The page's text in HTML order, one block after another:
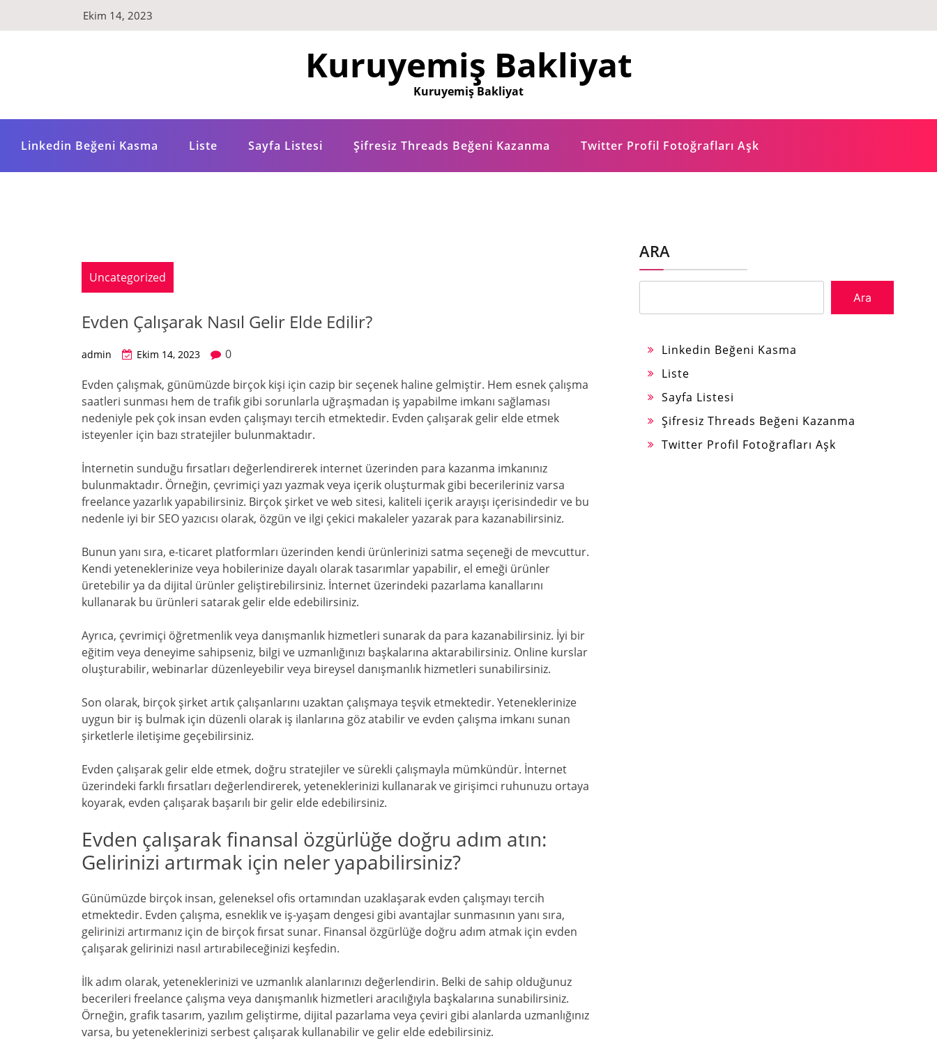
Ekim 14, 2023
Kuruyemiş Bakliyat
Kuruyemiş Bakliyat
Linkedin Beğeni Kasma Liste Sayfa Listesi Şifresiz Threads Beğeni Kazanma Twitter Profil Fotoğrafları Aşk
Uncategorized
Evden Çalışarak Nasıl Gelir Elde Edilir?
admin Ekim 14, 2023
0
Evden çalışmak, günümüzde birçok kişi için cazip bir seçenek haline gelmiştir. Hem esnek çalışma
saatleri sunması hem de trafik gibi sorunlarla uğraşmadan iş yapabilme imkanı sağlaması
nedeniyle pek çok insan evden çalışmayı tercih etmektedir. Evden çalışarak gelir elde etmek
isteyenler için bazı stratejiler bulunmaktadır.
İnternetin sunduğu fırsatları değerlendirerek internet üzerinden para kazanma imkanınız
bulunmaktadır. Örneğin, çevrimiçi yazı yazmak veya içerik oluşturmak gibi becerileriniz varsa
freelance yazarlık yapabilirsiniz. Birçok şirket ve web sitesi, kaliteli içerik arayışı içerisindedir ve bu
nedenle iyi bir SEO yazıcısı olarak, özgün ve ilgi çekici makaleler yazarak para kazanabilirsiniz.
Bunun yanı sıra, e-ticaret platformları üzerinden kendi ürünlerinizi satma seçeneği de mevcuttur.
Kendi yeteneklerinize veya hobilerinize dayalı olarak tasarımlar yapabilir, el emeği ürünler
üretebilir ya da dijital ürünler geliştirebilirsiniz. İnternet üzerindeki pazarlama kanallarını
kullanarak bu ürünleri satarak gelir elde edebilirsiniz.
Ayrıca, çevrimiçi öğretmenlik veya danışmanlık hizmetleri sunarak da para kazanabilirsiniz. İyi bir
eğitim veya deneyime sahipseniz, bilgi ve uzmanlığınızı başkalarına aktarabilirsiniz. Online kurslar
oluşturabilir, webinarlar düzenleyebilir veya bireysel danışmanlık hizmetleri sunabilirsiniz.
Son olarak, birçok şirket artık çalışanlarını uzaktan çalışmaya teşvik etmektedir. Yeteneklerinize
uygun bir iş bulmak için düzenli olarak iş ilanlarına göz atabilir ve evden çalışma imkanı sunan
şirketlerle iletişime geçebilirsiniz.
Evden çalışarak gelir elde etmek, doğru stratejiler ve sürekli çalışmayla mümkündür. İnternet
üzerindeki farklı fırsatları değerlendirerek, yeteneklerinizi kullanarak ve girişimci ruhunuzu ortaya
koyarak, evden çalışarak başarılı bir gelir elde edebilirsiniz.
Evden çalışarak finansal özgürlüğe doğru adım atın:
Gelirinizi artırmak için neler yapabilirsiniz?
Günümüzde birçok insan, geleneksel ofis ortamından uzaklaşarak evden çalışmayı tercih
etmektedir. Evden çalışma, esneklik ve iş-yaşam dengesi gibi avantajlar sunmasının yanı sıra,
gelirinizi artırmanız için de birçok fırsat sunar. Finansal özgürlüğe doğru adım atmak için evden
çalışarak gelirinizi nasıl artırabileceğinizi keşfedin.
İlk adım olarak, yeteneklerinizi ve uzmanlık alanlarınızı değerlendirin. Belki de sahip olduğunuz
becerileri freelance çalışma veya danışmanlık hizmetleri aracılığıyla başkalarına sunabilirsiniz.
Örneğin, grafik tasarım, yazılım geliştirme, dijital pazarlama veya çeviri gibi alanlarda uzmanlığınız
varsa, bu yeteneklerinizi serbest çalışarak kullanabilir ve gelir elde edebilirsiniz.
ARA
Ara
Linkedin Beğeni Kasma
Liste
Sayfa Listesi
Şifresiz Threads Beğeni Kazanma
Twitter Profil Fotoğrafları Aşk